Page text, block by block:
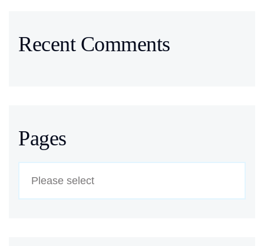
Recent Comments
Pages